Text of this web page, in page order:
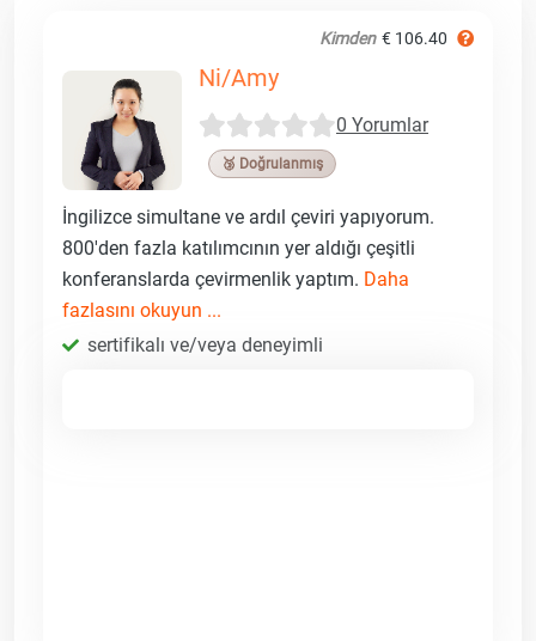
Kimden € 106.40
Ni/Amy
0 Yorumlar
🥉 Doğrulanmış
İngilizce simultane ve ardıl çeviri yapıyorum.
800'den fazla katılımcının yer aldığı çeşitli
konferanslarda çevirmenlik yaptım. Daha
fazlasını okuyun ...
sertifikalı ve/veya deneyimli